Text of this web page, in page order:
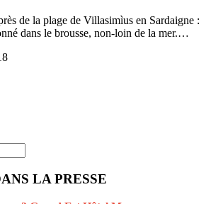
de la plage de Villasimìus en Sardaigne :
dans le brousse, non-loin de la mer.…
LA PRESSE